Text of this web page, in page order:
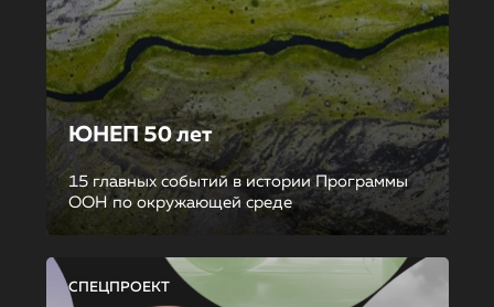
ЮНЕП 50 лет
15 главных событий в истории Программы
ООН по окружающей среде
СПЕЦПРОЕКТ